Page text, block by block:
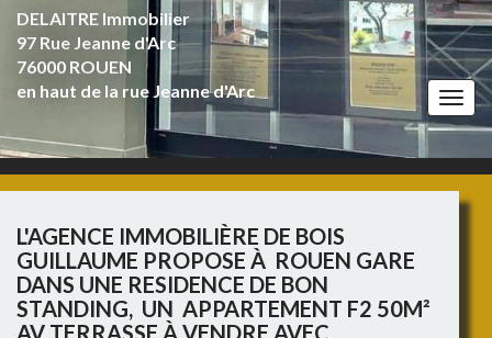
DELAITRE Immobilier
97 Rue Jeanne d'Arc
76000 ROUEN
en haut de la rue Jeanne d'Arc
L'AGENCE IMMOBILIÈRE DE BOIS
GUILLAUME PROPOSE À ROUEN GARE
DANS UNE RESIDENCE DE BON
STANDING, UN APPARTEMENT F2 50M²
AV TERRASSE À VENDRE AVEC